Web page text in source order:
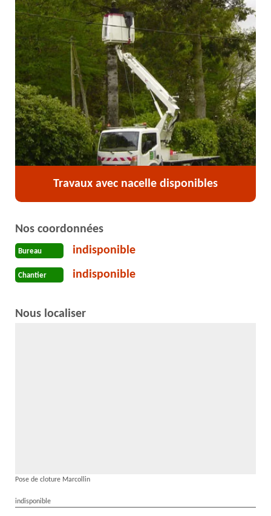
Travaux avec nacelle disponibles
Nos coordonnées
Bureau indisponible
Chantier indisponible
Nous localiser
Pose de cloture Marcollin
indisponible